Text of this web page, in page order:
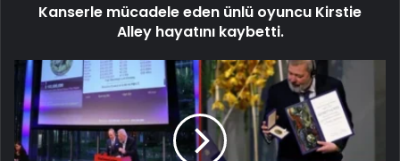
Kanserle mücadele eden ünlü oyuncu Kirstie
Alley hayatını kaybetti.